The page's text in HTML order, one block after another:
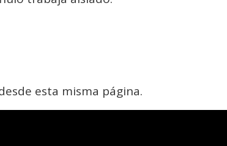
esta misma página.